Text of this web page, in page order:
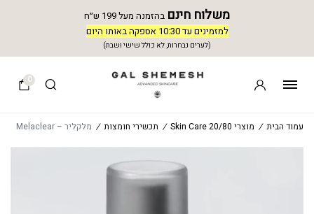
משלוח חינם בהזמנה מעל 199 ש״ח
למזמינים עד 10:30 אספקה באותו היום
(לערים נבחרות, לא כולל שישי ושבת)
0
עמוד הבית / מוצרי 20/80 Skin Care / תכשירי חומצות / מלקליר – Melaclear